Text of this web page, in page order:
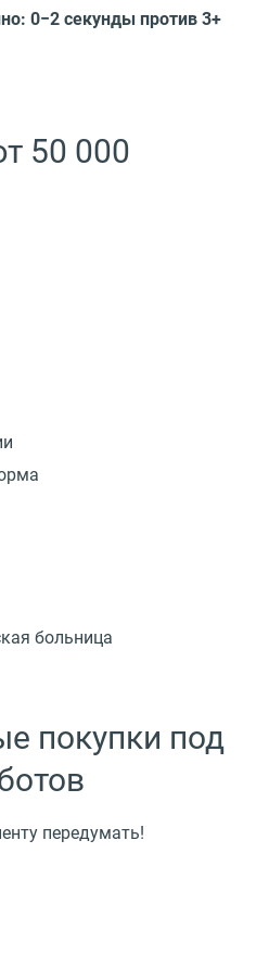
0−2 секунды против 3+
50 000
покупки под
передумать!